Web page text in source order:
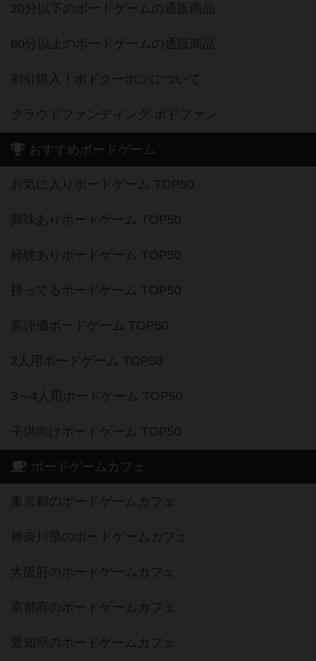
20分以下のボードゲームの通販商品
60分以上のボードゲームの通販商品
割引購入！ボドクーポンについて
クラウドファンディング ボドファン
おすすめボードゲーム
お気に入りボードゲーム TOP50
興味ありボードゲーム TOP50
経験ありボードゲーム TOP50
持ってるボードゲーム TOP50
高評価ボードゲーム TOP50
2人用ボードゲーム TOP50
3～4人用ボードゲーム TOP50
子供向けボードゲーム TOP50
ボードゲームカフェ
東京都のボードゲームカフェ
神奈川県のボードゲームカフェ
大阪府のボードゲームカフェ
京都府のボードゲームカフェ
愛知県のボードゲームカフェ